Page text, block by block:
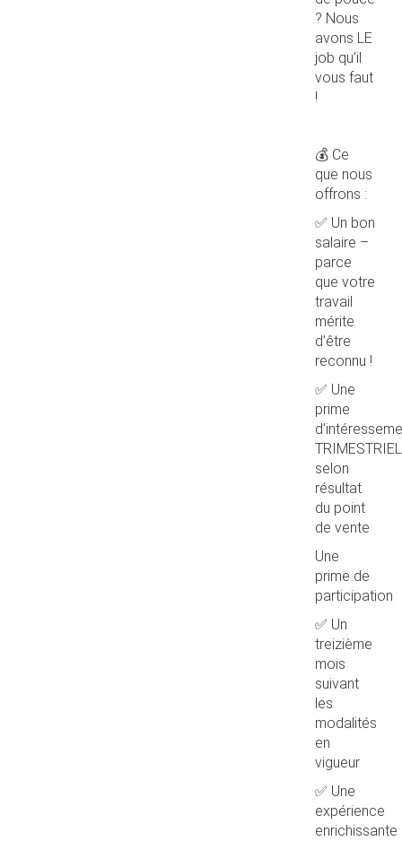
? Nous
avons LE
job qu’il
vous faut
!
💰 Ce
que nous
offrons :
✅ Un bon
salaire –
parce
que votre
travail
mérite
d’être
reconnu !
✅ Une
prime
selon
résultat
du point
de vente
Une
prime de
participation
✅ Un
treizième
mois
suivant
les
modalités
en
vigueur
✅ Une
expérience
enrichissante